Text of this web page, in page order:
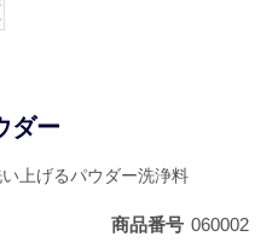
ダー
上げるパウダー洗浄料
商品番号 060002